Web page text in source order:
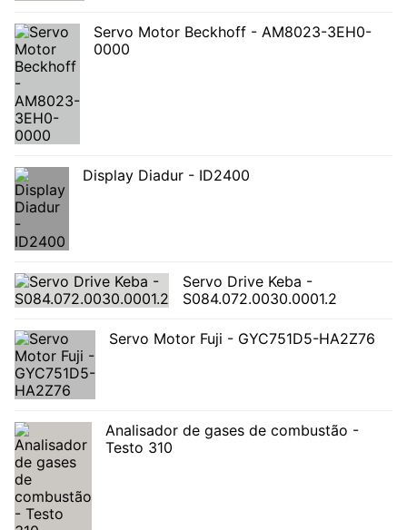
Servo Motor Beckhoff - AM8023-3EH0-
0000
Display Diadur - ID2400
Servo Drive Keba -
S084.072.0030.0001.2
Servo Motor Fuji - GYC751D5-HA2Z76
Analisador de gases de combustão -
Testo 310